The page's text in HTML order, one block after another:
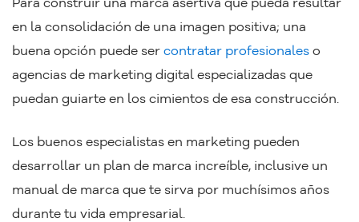
en la consolidación de una imagen positiva; una
buena opción puede ser contratar profesionales o
agencias de marketing digital especializadas que
puedan guiarte en los cimientos de esa construcción.
Los buenos especialistas en marketing pueden
desarrollar un plan de marca increíble, inclusive un
manual de marca que te sirva por muchísimos años
durante tu vida empresarial.